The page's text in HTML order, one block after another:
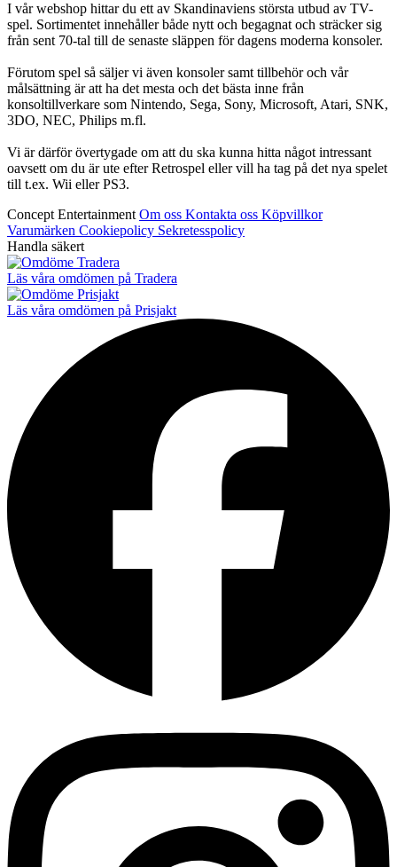
I vår webshop hittar du ett av Skandinaviens största utbud av TV-
spel. Sortimentet innehåller både nytt och begagnat och sträcker sig
från sent 70-tal till de senaste släppen för dagens moderna konsoler.
Förutom spel så säljer vi även konsoler samt tillbehör och vår
målsättning är att ha det mesta och det bästa inne från
konsoltillverkare som Nintendo, Sega, Sony, Microsoft, Atari, SNK,
3DO, NEC, Philips m.fl.
Vi är därför övertygade om att du ska kunna hitta något intressant
oavsett om du är ute efter Retrospel eller vill ha tag på det nya spelet
till t.ex. Wii eller PS3.
Concept Entertainment Om oss Kontakta oss Köpvillkor
Varumärken Cookiepolicy Sekretesspolicy
Handla säkert
Läs våra omdömen på Tradera
Läs våra omdömen på Prisjakt